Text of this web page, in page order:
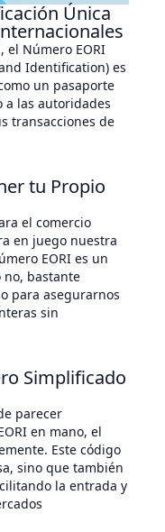
Única
el Número EORI
Identification) es
un pasaporte
a las autoridades
transacciones de
tu Propio
el comercio
en juego nuestra
EORI es un
no, bastante
para asegurarnos
sin
Simplificado
parecer
en mano, el
Este código
sino que también
la entrada y